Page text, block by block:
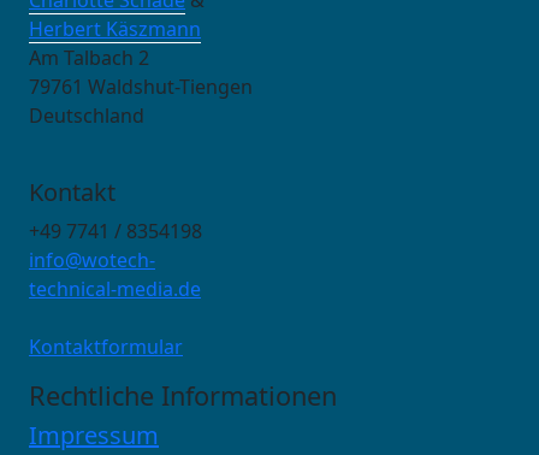
Herbert Käszmann
Am Talbach 2
79761 Waldshut-Tiengen
Deutschland
Kontakt
+49 7741 / 8354198
info@wotech-
technical-media.de
Kontaktformular
Rechtliche Informationen
Impressum